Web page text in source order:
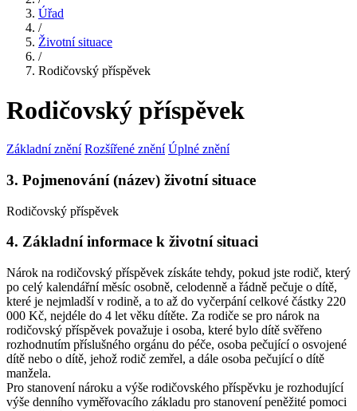
Úřad
/
Životní situace
/
Rodičovský příspěvek
Rodičovský příspěvek
Základní znění Rozšířené znění Úplné znění
3. Pojmenování (název) životní situace
Rodičovský příspěvek
4. Základní informace k životní situaci
Nárok na rodičovský příspěvek získáte tehdy, pokud jste rodič, který
po celý kalendářní měsíc osobně, celodenně a řádně pečuje o dítě,
které je nejmladší v rodině, a to až do vyčerpání celkové částky 220
000 Kč, nejdéle do 4 let věku dítěte. Za rodiče se pro nárok na
rodičovský příspěvek považuje i osoba, které bylo dítě svěřeno
rozhodnutím příslušného orgánu do péče, osoba pečující o osvojené
dítě nebo o dítě, jehož rodič zemřel, a dále osoba pečující o dítě
manžela.
Pro stanovení nároku a výše rodičovského příspěvku je rozhodující
výše denního vyměřovacího základu pro stanovení peněžité pomoci